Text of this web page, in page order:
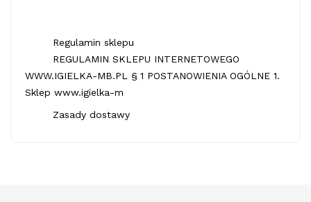
Regulamin sklepu
REGULAMIN SKLEPU INTERNETOWEGO
WWW.IGIELKA-MB.PL § 1 POSTANOWIENIA OGÓLNE 1.
Sklep www.igielka-m
Zasady dostawy